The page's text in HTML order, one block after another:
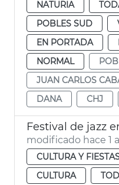
NATURIA
POBLES SUD
EN PORTADA
NORMAL
JUAN CARLOS
DANA
CHJ
Festival de jazz
modificado hace 1
CULTURA Y
CULTURA